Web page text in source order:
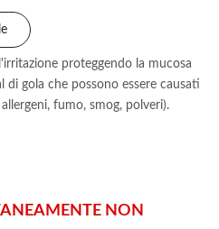
proteggendo la mucosa
di gola che possono essere causati
fumo, smog, polveri).
NON